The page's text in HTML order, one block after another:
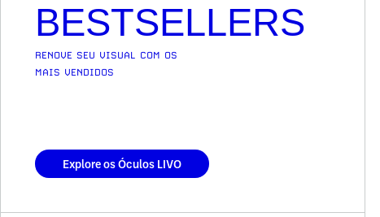
BESTSELLERS
RENOVE SEU VISUAL COM OS
MAIS VENDIDOS
Explore os Óculos LIVO